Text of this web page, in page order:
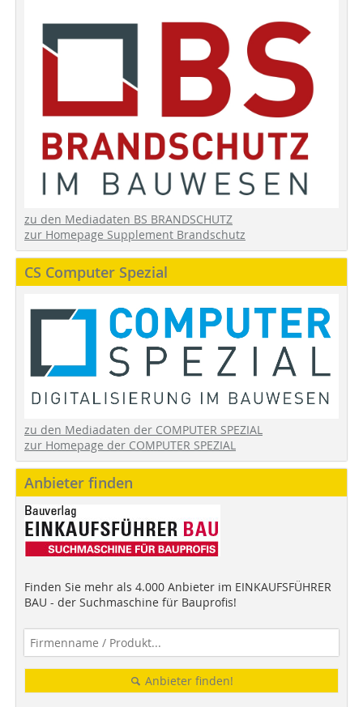
zu den Mediadaten BS BRANDSCHUTZ
zur Homepage Supplement Brandschutz
CS Computer Spezial
zu den Mediadaten der COMPUTER SPEZIAL
zur Homepage der COMPUTER SPEZIAL
Anbieter finden
Finden Sie mehr als 4.000 Anbieter im EINKAUFSFÜHRER
BAU - der Suchmaschine für Bauprofis!
Anbieter finden!